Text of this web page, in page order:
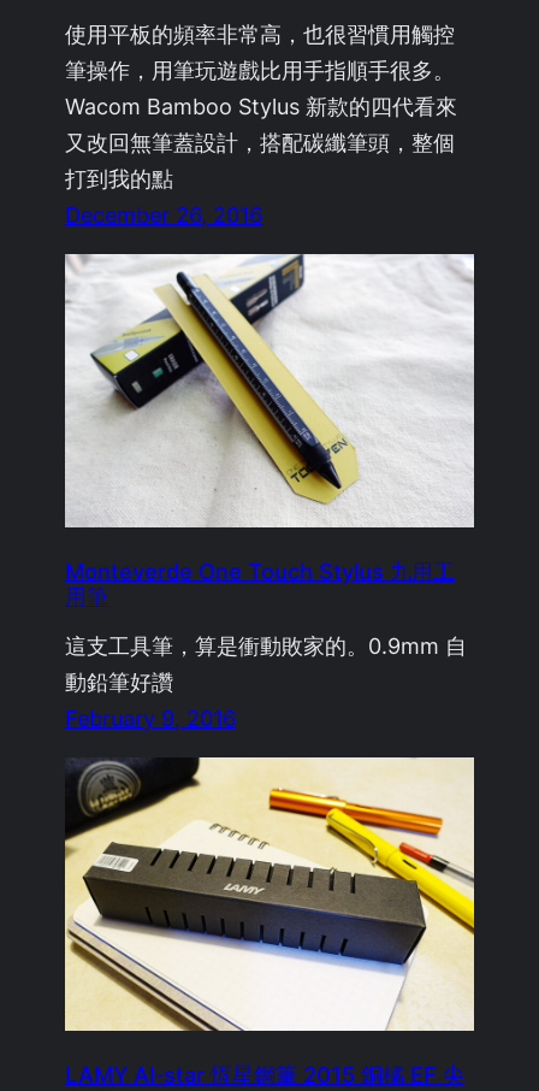
使用平板的頻率非常高，也很習慣用觸控
筆操作，用筆玩遊戲比用手指順手很多。
Wacom Bamboo Stylus 新款的四代看來
又改回無筆蓋設計，搭配碳纖筆頭，整個
打到我的點
December 26, 2016
Monteverde One Touch Stylus 九用工
用筆
這支工具筆，算是衝動敗家的。0.9mm 自
動鉛筆好讚
February 9, 2016
LAMY Al-star 恆星鋼筆 2015 銅橘 EF 尖